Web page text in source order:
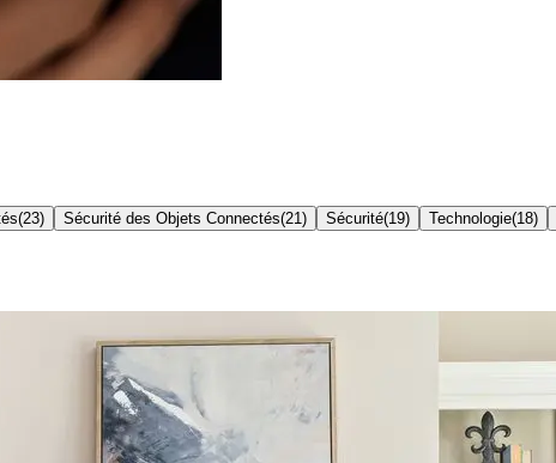
(23) Sécurité des Objets Connectés(21 ) Sécurité(19) Technologie(18)